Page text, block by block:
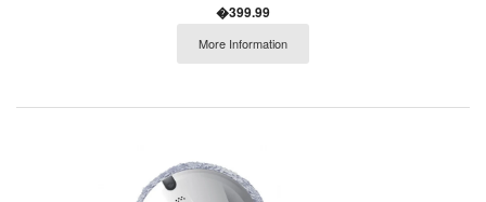
�399.99
More Information